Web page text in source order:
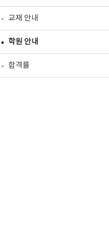
교재 안내
학원 안내
합격률